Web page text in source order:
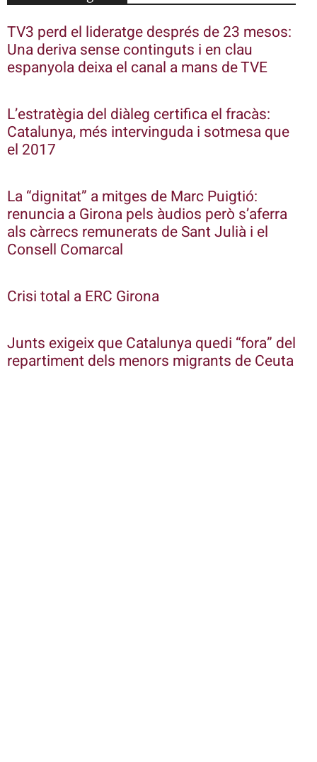
TV3 perd el lideratge després de 23 mesos:
Una deriva sense continguts i en clau
espanyola deixa el canal a mans de TVE
L’estratègia del diàleg certifica el fracàs:
Catalunya, més intervinguda i sotmesa que
el 2017
La “dignitat” a mitges de Marc Puigtió:
renuncia a Girona pels àudios però s’aferra
als càrrecs remunerats de Sant Julià i el
Consell Comarcal
Crisi total a ERC Girona
Junts exigeix que Catalunya quedi “fora” del
repartiment dels menors migrants de Ceuta